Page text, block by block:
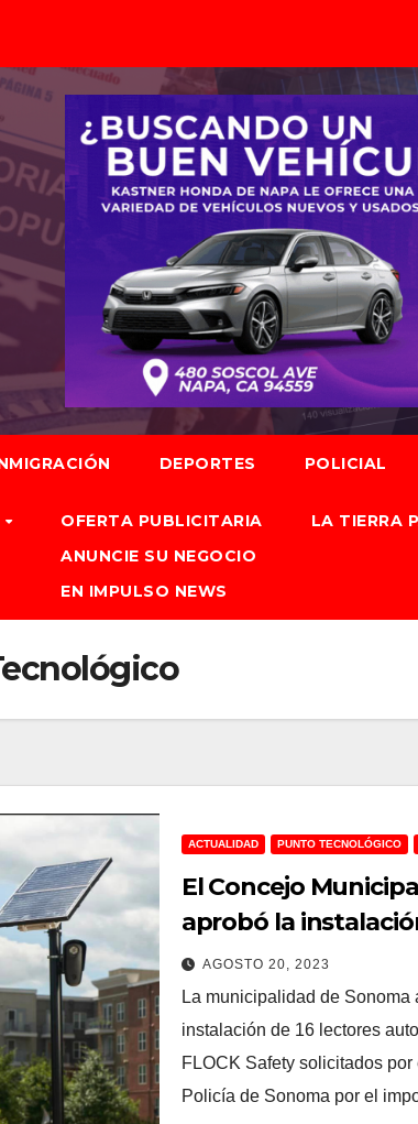
DEPORTES POLICIAL
OFERTA PUBLICITARIA
ANUNCIE SU NEGOCIO
EN IMPULSO NEWS
LA TIERRA
ACTUALIDAD PUNTO TECNOLÓGICO
El Concejo
aprobó la
cámaras lectores de
vehículos para
AGOSTO 20, 2023
La municipalidad de Sonoma
instalación de 16 lectores
FLOCK Safety solicitados
Policía de Sonoma por el